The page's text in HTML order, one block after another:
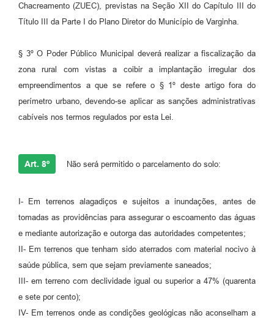
Chacreamento (ZUEC), previstas na Seção XII do Capítulo III do
Título III da Parte I do Plano Diretor do Município de Varginha.
§ 3º O Poder Público Municipal deverá realizar a fiscalização da
zona rural com vistas a coibir a implantação irregular dos
empreendimentos a que se refere o § 1º deste artigo fora do
perímetro urbano, devendo-se aplicar as sanções administrativas
cabíveis nos termos regulados por esta Lei.
Art. 8º Não será permitido o parcelamento do solo:
I- Em terrenos alagadiços e sujeitos a inundações, antes de
tomadas as providências para assegurar o escoamento das águas
e mediante autorização e outorga das autoridades competentes;
II- Em terrenos que tenham sido aterrados com material nocivo à
saúde pública, sem que sejam previamente saneados;
III- em terreno com declividade igual ou superior a 47% (quarenta
e sete por cento);
IV- Em terrenos onde as condições geológicas não aconselham a